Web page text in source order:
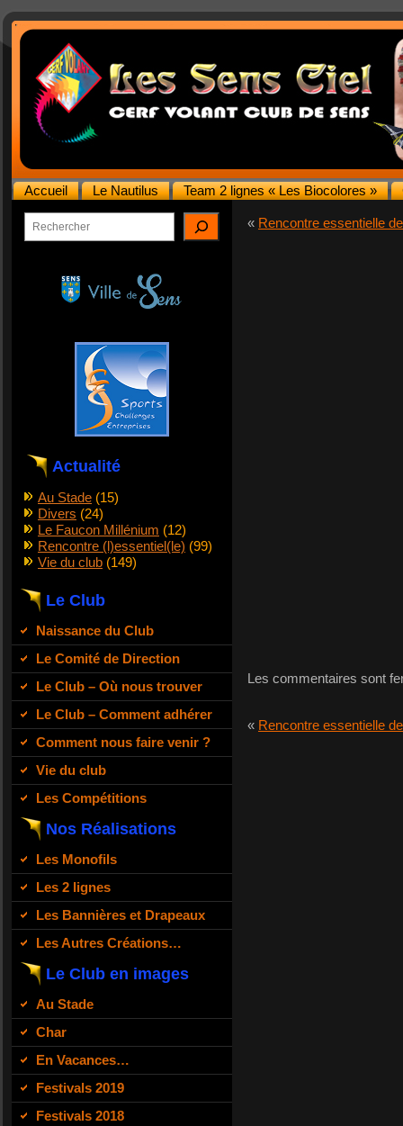
Accueil Le Nautilus Team 2 lignes « Les Biocolores »
Rechercher
Actualité
Au Stade (15)
Divers (24)
Le Faucon Millénium (12)
Rencontre (l)essentiel(le) (99)
Vie du club (149)
Le Club
Naissance du Club
Le Comité de Direction
Le Club – Où nous trouver
Le Club – Comment adhérer
Comment nous faire venir ?
Vie du club
Les Compétitions
Nos Réalisations
Les Monofils
Les 2 lignes
Les Bannières et Drapeaux
Les Autres Créations…
Le Club en images
Au Stade
Char
En Vacances…
Festivals 2019
Festivals 2018
« Rencontre essentielle
Les commentaires sont
« Rencontre essentielle